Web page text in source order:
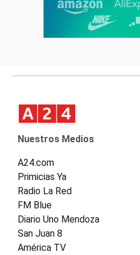
Nuestros Medios
A24.com
Primicias Ya
Radio La Red
FM Blue
Diario Uno Mendoza
San Juan 8
América TV